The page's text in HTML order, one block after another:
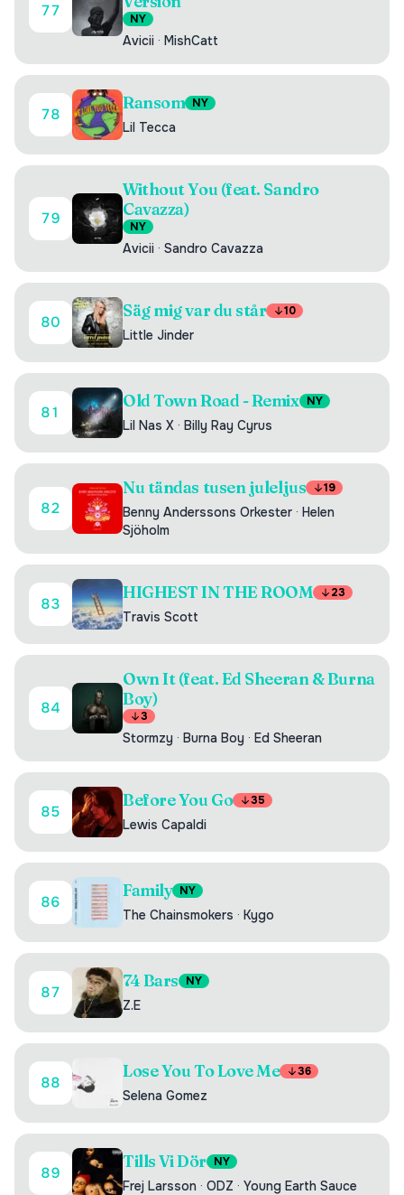
77 NY
Avicii · MishCatt
78
Ransom NY
Lil Tecca
79
Without You (feat. Sandro
Cavazza)
NY
Avicii · Sandro Cavazza
80
Säg mig var du står 10
Little Jinder
81
Old Town Road - Remix NY
Lil Nas X · Billy Ray Cyrus
82
Nu tändas tusen juleljus 19
Benny Anderssons Orkester · Helen
Sjöholm
83
HIGHEST IN THE ROOM 23
Travis Scott
84
Own It (feat. Ed Sheeran & Burna
Boy)
3
Stormzy · Burna Boy · Ed Sheeran
85
Before You Go 35
Lewis Capaldi
86
Family NY
The Chainsmokers · Kygo
87
74 Bars NY
Z.E
88
Lose You To Love Me 36
Selena Gomez
89
Tills Vi Dör NY
Frej Larsson · ODZ · Young Earth Sauce